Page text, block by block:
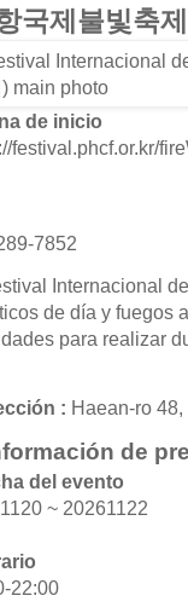
국제불빛축
de inicio
festival.phcf.or.kr/
7852
Internacional
de día y fuegos
para realizar
: Haean-ro
de
del evento
~ 20261122
22:00